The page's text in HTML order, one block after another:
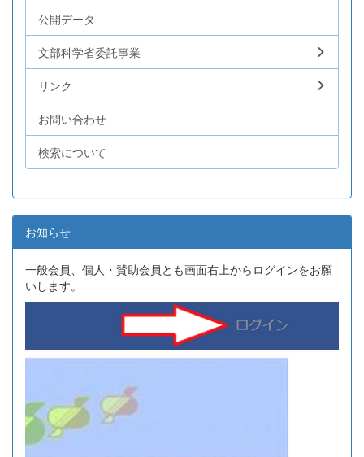
公開データ
文部科学省委託事業
リンク
お問い合わせ
検索について
お知らせ
一般会員、個人・賛助会員とも画面右上からログインをお願
いします。